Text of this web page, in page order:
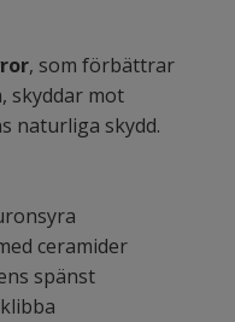
, som förbättrar
skyddar mot
naturliga skydd.
ceramider
spänst